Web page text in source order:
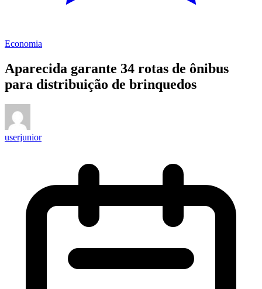
Economia
Aparecida garante 34 rotas de ônibus
para distribuição de brinquedos
userjunior